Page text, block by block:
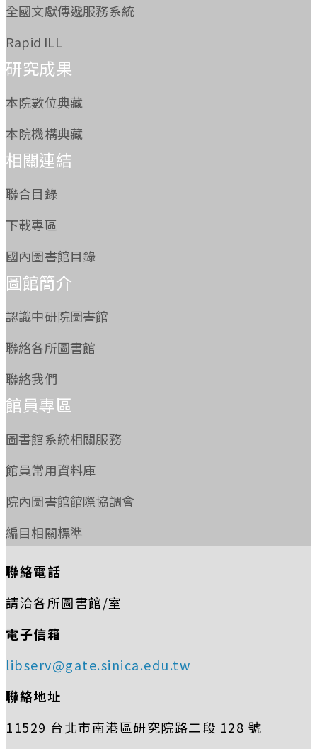
全國文獻傳遞服務系統
Rapid ILL
研究成果
本院數位典藏
本院機構典藏
相關連結
聯合目錄
下載專區
國內圖書館目錄
圖館簡介
認識中研院圖書館
聯絡各所圖書館
聯絡我們
館員專區
圖書館系統相關服務
館員常用資料庫
院內圖書館館際協調會
編目相關標準
聯絡電話
請洽各所圖書館/室
電子信箱
libserv@gate.sinica.edu.tw
聯絡地址
11529 台北市南港區研究院路二段 128 號